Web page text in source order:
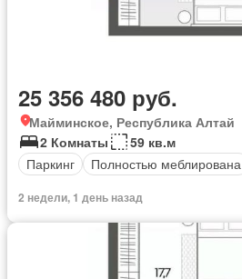
25 356 480 руб.
Майминское, Республика Алтай
2 Комнаты
59 кв.м
Паркинг
Полностью меблирована
2 недели, 1 день назад